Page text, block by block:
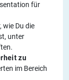
für
wie Du die
unter
zu
im Bereich